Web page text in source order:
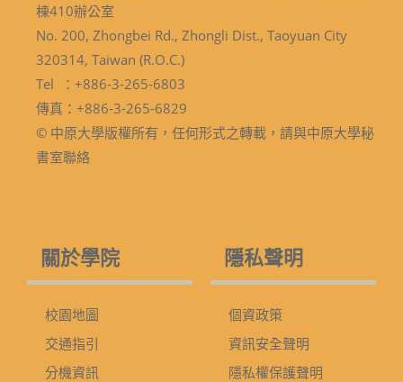
棟410辦公室
No. 200, Zhongbei Rd., Zhongli Dist., Taoyuan City
320314, Taiwan (R.O.C.)
Tel ：+886-3-265-6803
傳真：+886-3-265-6829
© 中原大學版權所有，任何形式之轉載，請與中原大學秘
書室聯絡
關於學院
校園地圖
交通指引
分機資訊
隱私聲明
個資政策
資訊安全聲明
隱私權保護聲明